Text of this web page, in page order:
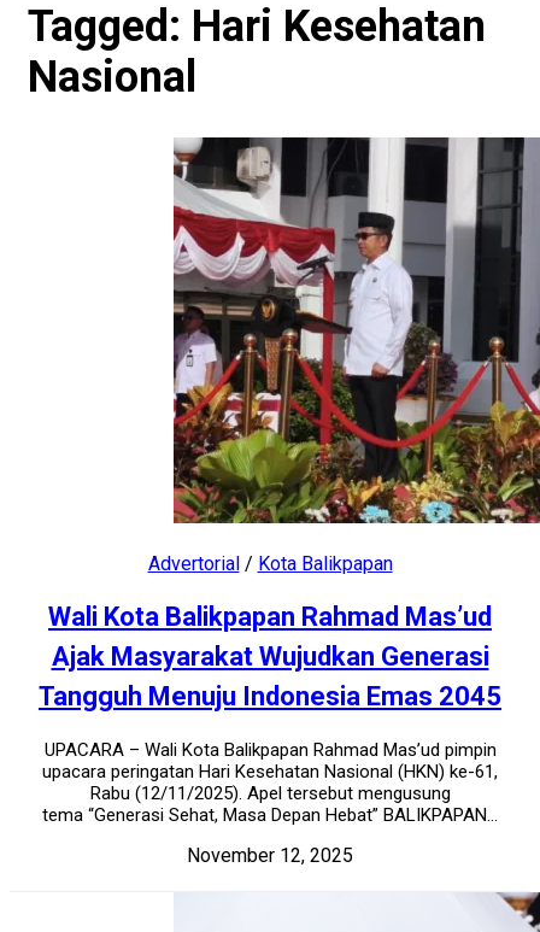
Tagged: Hari Kesehatan
Nasional
Advertorial / Kota Balikpapan
Wali Kota Balikpapan Rahmad Mas’ud
Ajak Masyarakat Wujudkan Generasi
Tangguh Menuju Indonesia Emas 2045
UPACARA – Wali Kota Balikpapan Rahmad Mas’ud pimpin
upacara peringatan Hari Kesehatan Nasional (HKN) ke-61,
Rabu (12/11/2025). Apel tersebut mengusung
tema “Generasi Sehat, Masa Depan Hebat” BALIKPAPAN...
November 12, 2025